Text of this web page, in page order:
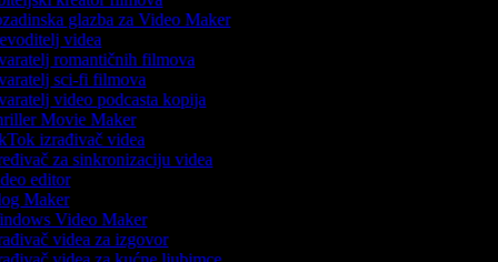
glazba za Video Maker
videa
romantičnih filmova
sci-fi filmova
video podcasta kopija
Movie Maker
izrađivač videa
za sinkronizaciju videa
editor
Maker
Video Maker
videa za izgovor